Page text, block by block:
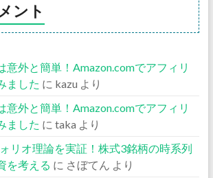
ント
意外と簡単！Amazon.comでアフィリ
ました に kazu より
意外と簡単！Amazon.comでアフィリ
ました に taka より
リオ理論を実証！株式3銘柄の時系列
を考える に さぼてん より